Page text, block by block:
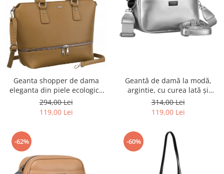
Geanta shopper de dama
eleganta din piele ecologica
cu curea detasabila - Rovicky
PTR-R-072-04-0379 BE
294,00 Lei
119,00 Lei
Geantă de damă la modă,
argintie, cu curea lată și
îngustă, set Peterson PTR-PTN
STY-2-PIL SILVER
314,00 Lei
119,00 Lei
-62% -60%